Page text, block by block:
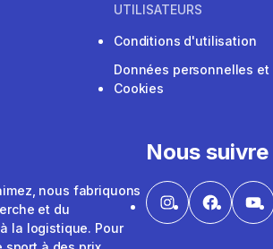
UTILISATEURS
Conditions d'utilisation
Données personnelles et
Cookies
nous fabriquons
et du
la logistique. Pour
Nous suivre